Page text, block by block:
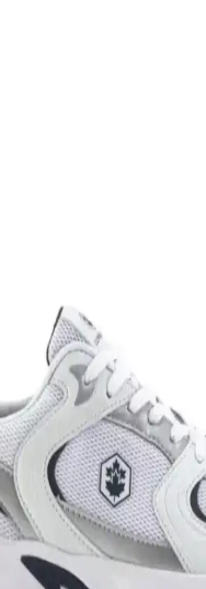
tasarımı ve teknolojik
bir tercih. Konfor
uyum sağlar.
Çok Yönlü Spor
Modern Ayakkabı
dayanıklılık,
ve günlük kullanım için
ve tarzı bir arada sağlar.
Taraklı Siyah Metal
Taç